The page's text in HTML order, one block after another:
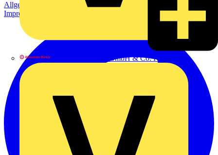
Alexander Bürkle GmbH & Co. KG
Allgemeine Geschäftsbedingungen
Datenschutzerklärung
Impressum